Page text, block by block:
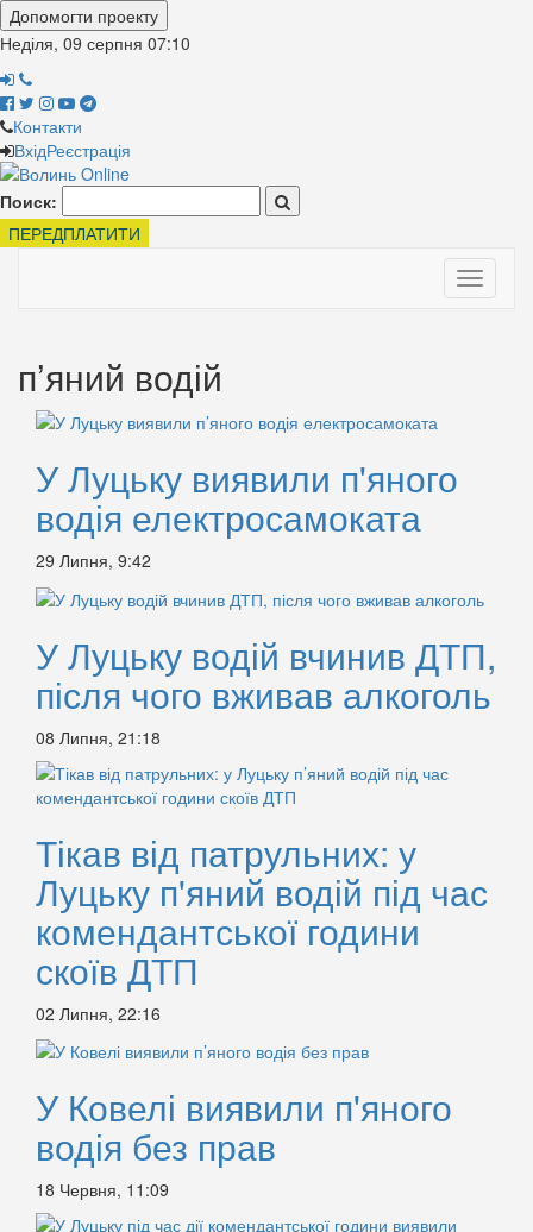
Допомогти проекту
Неділя, 09 серпня 07:10
Контакти
ВхідРеєстрація
Поиск:
ПЕРЕДПЛАТИТИ
Toggle
п’яний водій
У Луцьку виявили п'яного
водія електросамоката
29 Липня, 9:42
У Луцьку водій вчинив ДТП,
після чого вживав алкоголь
08 Липня, 21:18
Тікав від патрульних: у
Луцьку п'яний водій під час
комендантської години
скоїв ДТП
02 Липня, 22:16
У Ковелі виявили п'яного
водія без прав
18 Червня, 11:09